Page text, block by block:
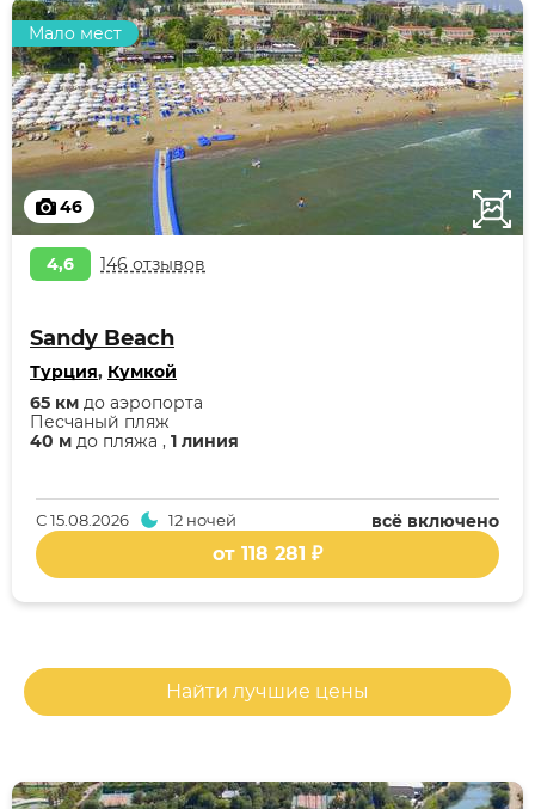
46
Мало мест
4,6 146 отзывов
Sandy Beach
Турция, Кумкой
40 м до пляжа , 1 линия
Песчаный пляж
65 км до аэропорта
всё включено
С15.08.2026 12 ночей
от 118 281 ₽
Найти лучшие цены